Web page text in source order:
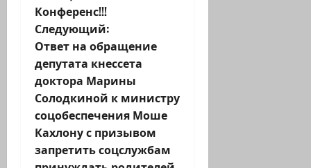
в
и
г
а
ц
Конференс!!!
Следующий:
Ответ на обращение
депутата кнессета
доктора Марины
Солодкиной к министру
соцобеспечения Моше
Кахлону с призывом
запретить соцслужбам